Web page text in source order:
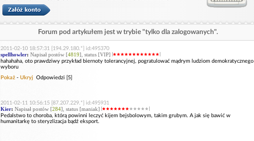
Forum pod artykułem jest w trybie "tylko dla zalogowanych".
2011-02-10 18:57:31 [194.29.180.*] id:495370
spellhowler: Napisał postów [4819], status [VIP]
hahahaha, oto prawdziwy przykład biernoty tolerancyjnej, pogratulować mądrym ludziom demokratycznego
wyboru
Pokaż - Ukryj Odpowiedzi [5]
2011-02-11 10:56:15 [87.207.229.*] id:495931
Kier: Napisał postów [284], status [maniak]
Pedalstwo to choroba, którą powinni leczyć kijem bejsbolowym, takim grubym. A jak się bawić w
humanitarkę to steryzlizacja bądź eksport.